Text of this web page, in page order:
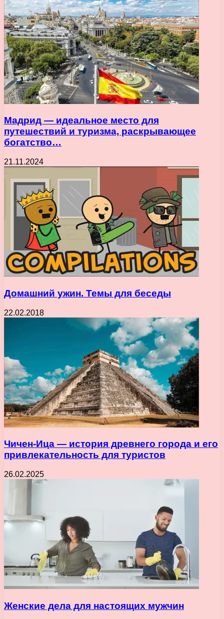
Мадрид — идеальное место для
путешествий и туризма, раскрывающее
богатство…
21.11.2024
Домашний ужин. Темы для беседы
22.02.2018
Чичен-Ица — история древнего города и его
привлекательность для туристов
26.02.2025
Женские дела для настоящих мужчин